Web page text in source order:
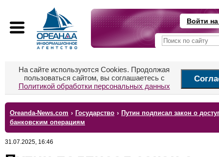
Войти
На сайте используются Cookies. Продолжая
пользоваться сайтом, вы соглашаетесь с
Политикой обработки персональных данных
Oreanda-News.com › Государство › Путин подписал закон о
банковским операциям
31.07.2025, 16:46